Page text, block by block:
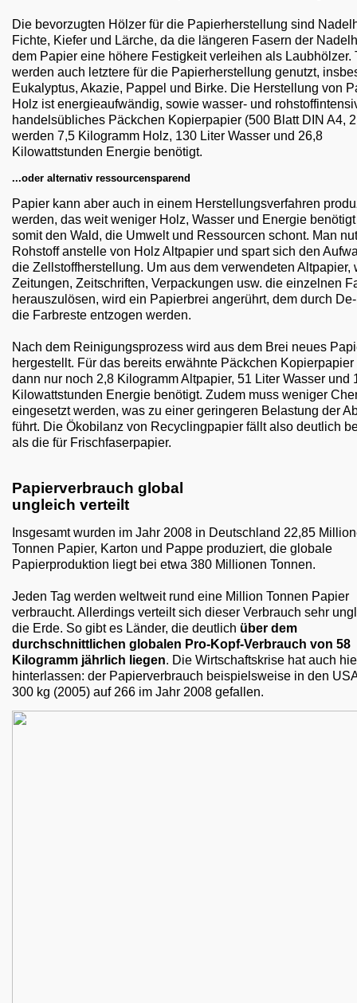
Die bevorzugten Hölzer für die Papierherstellung sind
Fichte, Kiefer und Lärche, da die längeren Fasern der
dem Papier eine höhere Festigkeit verleihen als Laubhölzer.
werden auch letztere für die Papierherstellung genutzt,
Eukalyptus, Akazie, Pappel und Birke. Die Herstellung von
Holz ist energieaufwändig, sowie wasser- und
handelsübliches Päckchen Kopierpapier (500 Blatt DIN A4,
werden 7,5 Kilogramm Holz, 130 Liter Wasser und 26,8
Kilowattstunden Energie benötigt.
...oder alternativ ressourcensparend
Papier kann aber auch in einem Herstellungsverfahren
werden, das weit weniger Holz, Wasser und Energie
somit den Wald, die Umwelt und Ressourcen schont. Man
Rohstoff anstelle von Holz Altpapier und spart sich den
die Zellstoffherstellung. Um aus dem verwendeten Altpapier,
Zeitungen, Zeitschriften, Verpackungen usw. die einzelnen
herauszulösen, wird ein Papierbrei angerührt, dem durch
die Farbreste entzogen werden.
Nach dem Reinigungsprozess wird aus dem Brei neues
hergestellt. Für das bereits erwähnte Päckchen
dann nur noch 2,8 Kilogramm Altpapier, 51 Liter Wasser und
Kilowattstunden Energie benötigt. Zudem muss weniger
eingesetzt werden, was zu einer geringeren Belastung der
führt. Die Ökobilanz von Recyclingpapier fällt also deutlich
als die für Frischfaserpapier.
Papierverbrauch global
ungleich verteilt
Insgesamt wurden im Jahr 2008 in Deutschland 22,85
Tonnen Papier, Karton und Pappe produziert, die globale
Papierproduktion liegt bei etwa 380 Millionen Tonnen.
Jeden Tag werden weltweit rund eine Million Tonnen Papier
verbraucht. Allerdings verteilt sich dieser Verbrauch sehr
die Erde. So gibt es Länder, die deutlich über dem
durchschnittlichen globalen Pro-Kopf-Verbrauch von 58
Kilogramm jährlich liegen. Die Wirtschaftskrise hat auch
hinterlassen: der Papierverbrauch beispielsweise in den
300 kg (2005) auf 266 im Jahr 2008 gefallen.